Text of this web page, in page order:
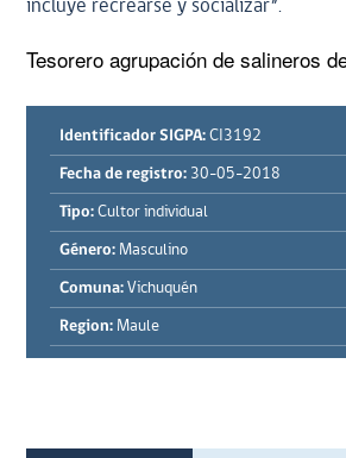
incluye recrearse y socializar”.
Tesorero agrupación de salineros
Identificador SIGPA: CI3192
Fecha de registro: 30-05-2018
Tipo: Cultor individual
Género: Masculino
Comuna: Vichuquén
Region: Maule